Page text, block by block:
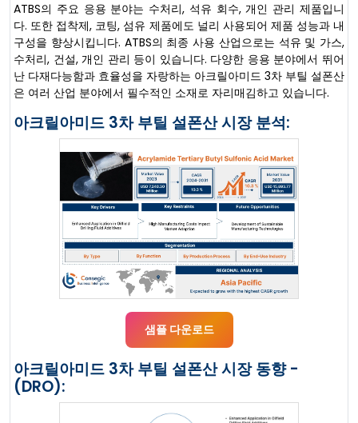
ATBS의 주요 응용 분야는 수처리, 석유 회수, 개인 관리 제품입니
다. 또한 접착제, 코팅, 섬유 제품에도 널리 사용되어 제품 성능과 내
구성을 향상시킵니다. ATBS의 최종 사용 산업으로는 석유 및 가스,
수처리, 건설, 개인 관리 등이 있습니다. 다양한 응용 분야에서 뛰어
난 다재다능함과 효율성을 자랑하는 아크릴아미드 3차 부틸 설폰산
은 여러 산업 분야에서 필수적인 소재로 자리매김하고 있습니다.
아크릴아미드 3차 부틸 설폰산 시장 분석:
샘플 다운로드
아크릴아미드 3차 부틸 설폰산 시장 동향 -
(DRO):